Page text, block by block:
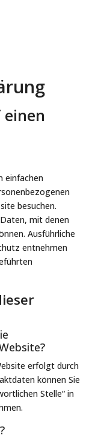
einfachen
besuchen.
mit denen
Ausführliche
entnehmen
erfolgt durch
können Sie
Stelle“ in